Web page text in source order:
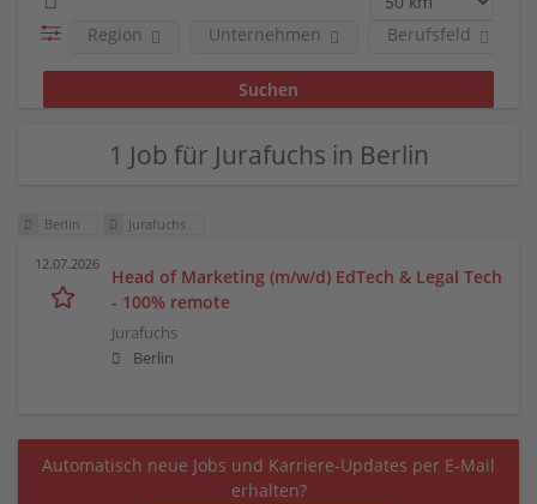
Berufsfeld
Region Unternehmen
1 Job für Jurafuchs in Berlin
Berlin Jurafuchs
12.07.2026
Head of Marketing (m/w/d) EdTech & Legal Tech
- 100% remote
Jurafuchs
Berlin
Automatisch neue Jobs und Karriere-Updates per E-Mail
erhalten?